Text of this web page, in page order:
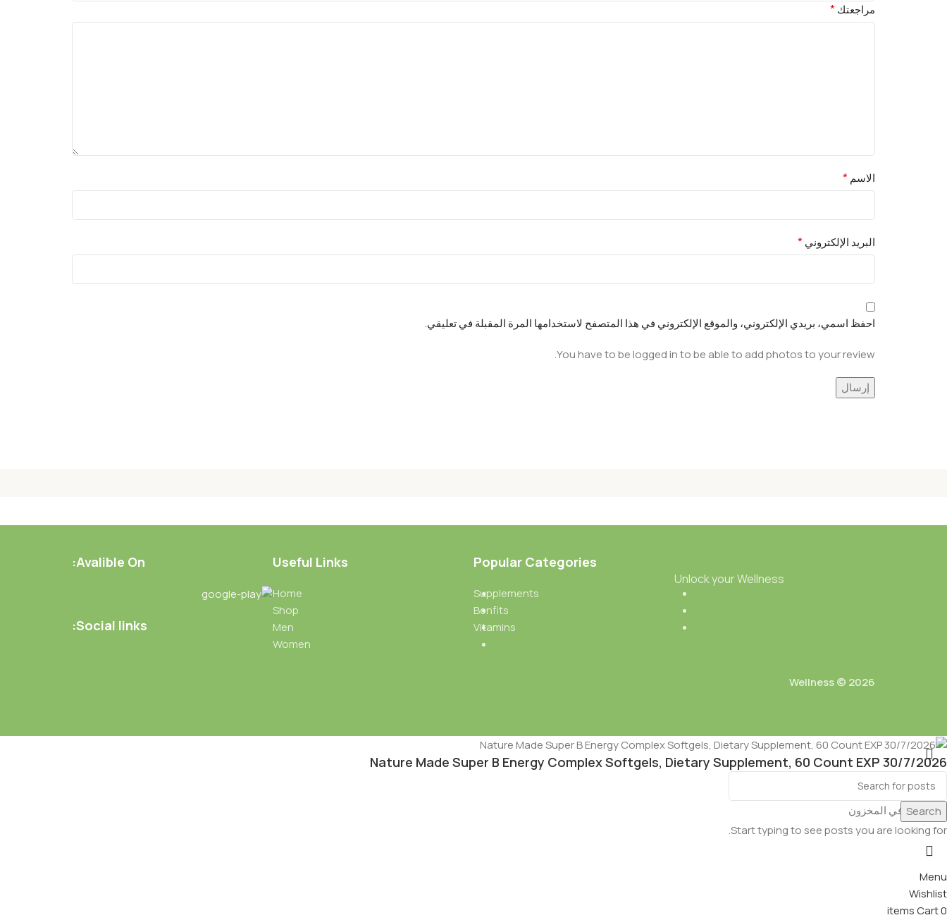
مراجعتك*
الاسم*
البريد الإلكتروني*
احفظ اسمي، بريدي الإلكتروني، والموقع الإلكتروني في هذا المتصفح لاستخدامها المرة المقبلة في تعليقي.
You have to be logged in to be able to add photos to your review.
Unlock your Wellness
Popular Categories
Supplements
Benfits
Vitamins
Useful Links
Home
Shop
Men
Women
Avalible On:
Social links:
Wellness © 2026
Search
Start typing to see posts you are looking for.
Nature Made Super B Energy Complex Softgels, Dietary Supplement, 60 Count EXP 30/7/2026
EGP 1,700.00
600.00
غير متوفر في المخزون
Menu
Wishlist
0
itemsCart